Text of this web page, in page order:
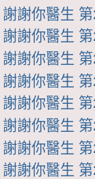
謝謝你醫生
謝謝你醫生
謝謝你醫生
謝謝你醫生
謝謝你醫生
謝謝你醫生
謝謝你醫生
謝謝你醫生